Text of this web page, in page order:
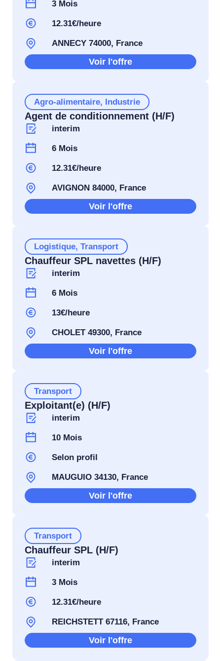
3 Mois
12.31€/heure
ANNECY 74000, France
Voir l'offre
Agro-alimentaire, Industrie
Agent de conditionnement (H/F)
interim
6 Mois
12.31€/heure
AVIGNON 84000, France
Voir l'offre
Logistique, Transport
Chauffeur SPL navettes (H/F)
interim
6 Mois
13€/heure
CHOLET 49300, France
Voir l'offre
Transport
Exploitant(e) (H/F)
interim
10 Mois
Selon profil
MAUGUIO 34130, France
Voir l'offre
Transport
Chauffeur SPL (H/F)
interim
3 Mois
12.31€/heure
REICHSTETT 67116, France
Voir l'offre